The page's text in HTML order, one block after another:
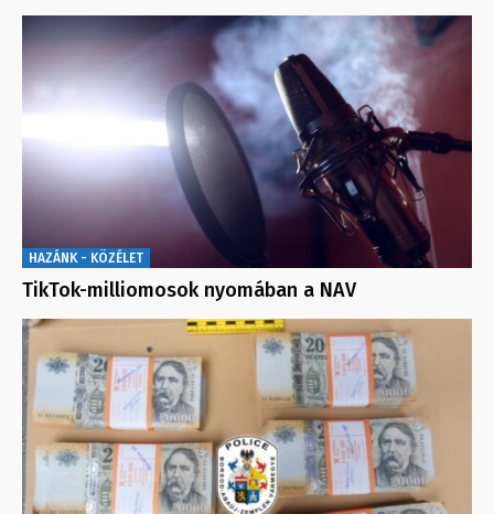
HAZÁNK - KÖZÉLET
TikTok-milliomosok nyomában a NAV